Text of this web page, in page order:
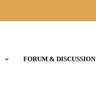
FORUM & DISCUSSION